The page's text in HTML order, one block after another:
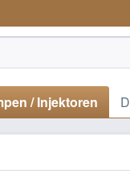
/ Injektoren